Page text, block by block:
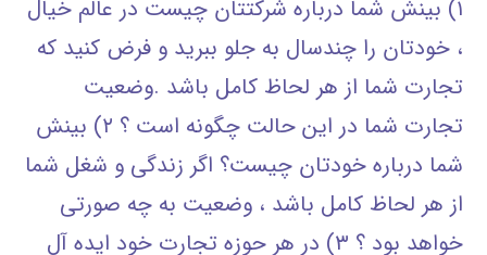
۱) بینش شما درباره شرکتتان چیست در عالم خیال
، خودتان را چندسال به جلو ببرید و فرض کنید که
تجارت شما از هر لحاظ کامل باشد .وضعیت
تجارت شما در این حالت چگونه است ؟ ۲) بینش
شما درباره خودتان چیست؟ اگر زندگی و شغل شما
از هر لحاظ کامل باشد ، وضعیت به چه صورتی
خواهد بود ؟ ۳) در هر حوزه تجارت خود ایده آل